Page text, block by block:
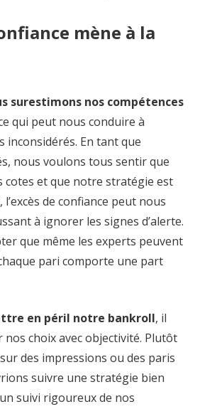
mène à la
surestimons nos compétences
qui peut nous conduire à
inconsidérés. En tant que
nous voulons tous sentir que
cotes et que notre stratégie est
de confiance peut nous
à ignorer les signes d’alerte.
que même les experts peuvent
pari comporte une part
en péril notre bankroll, il
nos choix avec objectivité. Plutôt
des impressions ou des paris
suivre une stratégie bien
suivi rigoureux de nos